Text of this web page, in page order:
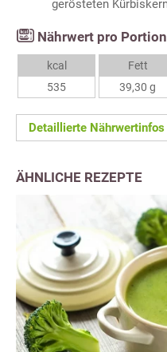
gerösteten
Nährwert pro Portion
kcal
535
Fett
39,30 g
Detaillierte Nährwertinfos
ÄHNLICHE REZEPTE